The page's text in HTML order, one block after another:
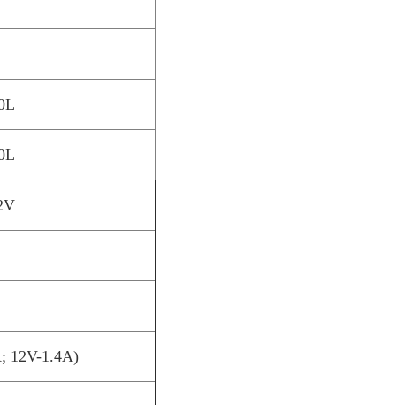
12V-1.4A)